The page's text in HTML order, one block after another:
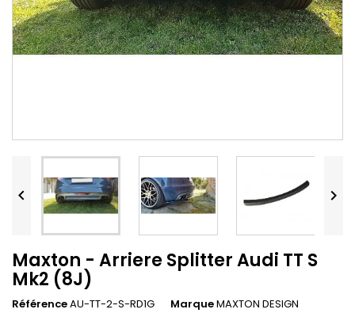
 
Maxton - Arriere Splitter Audi TT S
Mk2 (8J)
RéférenceAU-TT-2-S-RD1G MarqueMAXTON DESIGN